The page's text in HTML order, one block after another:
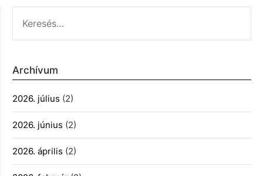
Archívum
2026. július (2)
2026. június (2)
2026. április (2)